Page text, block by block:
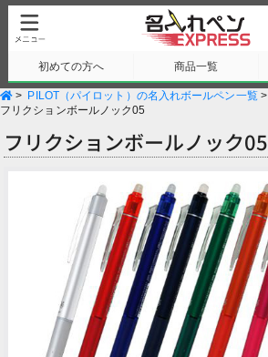
初めての方へ 商品一覧
サンプル請求
> PILOT（パイロット）の名入れボールペン一覧>
フリクションボールノック05
フリクションボールノック05